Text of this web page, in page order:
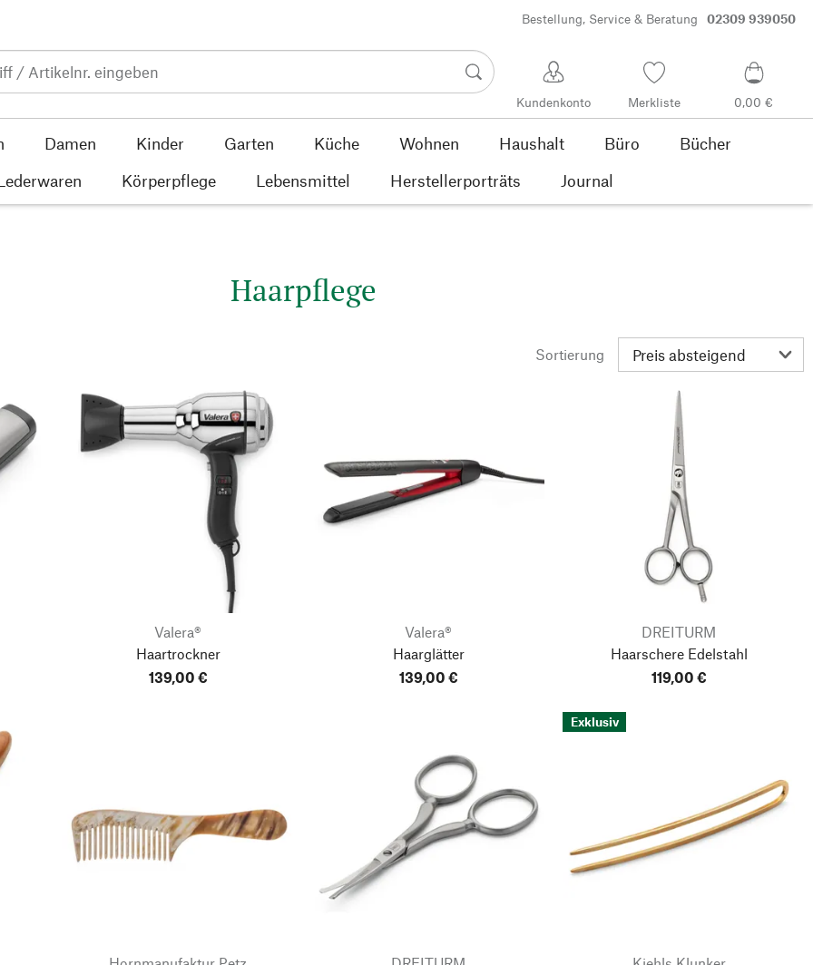
Bestellung, Service & Beratung 02309 939050
Kundenkonto Merkliste 0,00 €
Damen Kinder Garten Küche Wohnen Haushalt Büro
Bücher
Körperpflege Lebensmittel Herstellerporträts Journal
Haarpflege
Sortierung
Valera®
Haartrockner
139,00 €
Valera®
Haarglätter
139,00 €
DREITURM
Haarschere Edelstahl
119,00 €
Exklusiv